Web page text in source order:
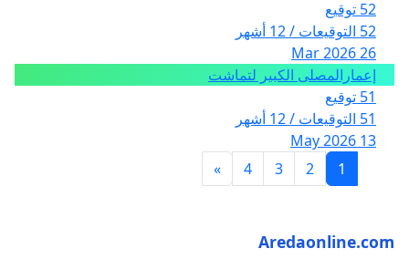
52 توقيع
52 التوقيعات / 12 أشهر
26 Mar 2026
إعمارالمصلى الكبير لتماشت
51 توقيع
51 التوقيعات / 12 أشهر
13 May 2026
1
2
3
4
»
Aredaonline.com